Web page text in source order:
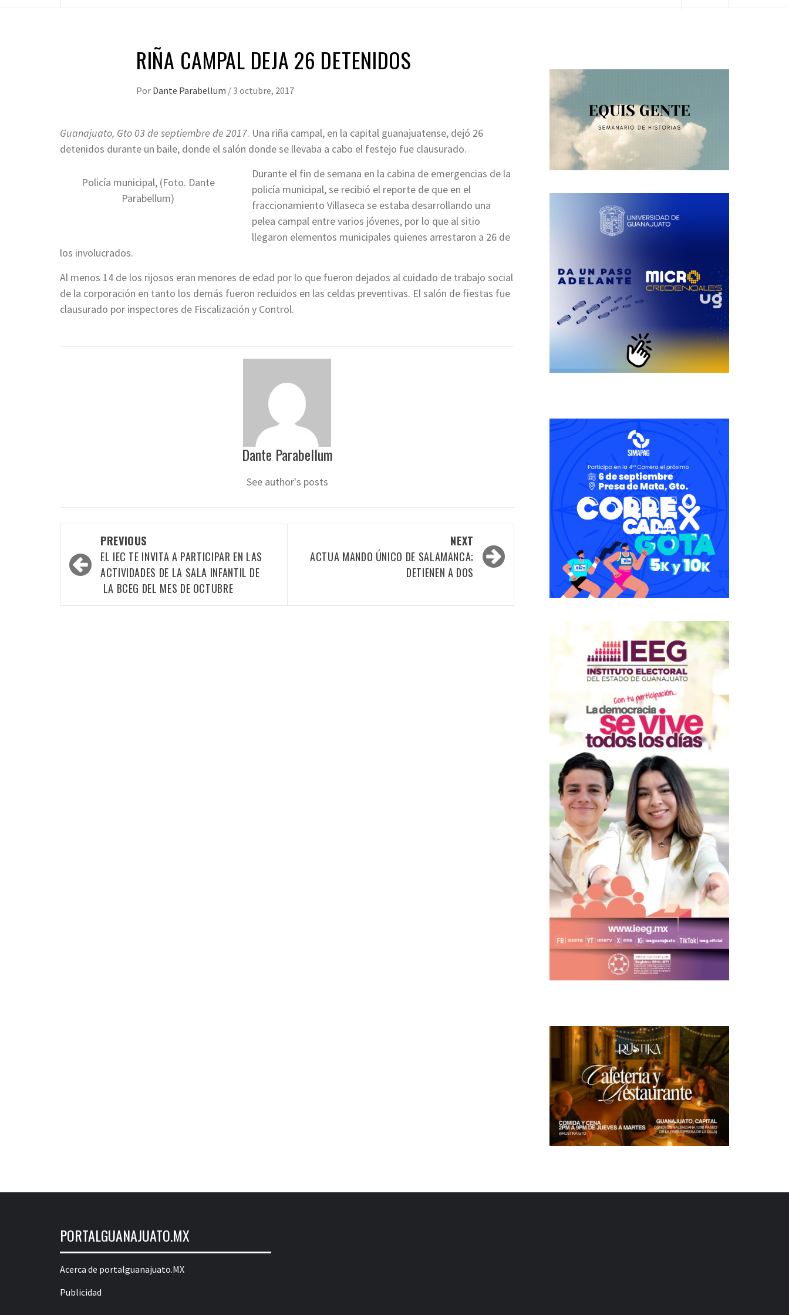
RIÑA CAMPAL DEJA 26 DETENIDOS
Por Dante Parabellum / 3 octubre, 2017
Guanajuato, Gto 03 de septiembre de 2017. Una riña campal, en la capital guanajuatense, dejó 26
detenidos durante un baile, donde el salón donde se llevaba a cabo el festejo fue clausurado.
Policía municipal, (Foto. Dante
Parabellum)
Durante el fin de semana en la cabina de emergencias de la
policía municipal, se recibió el reporte de que en el
fraccionamiento Villaseca se estaba desarrollando una
pelea campal entre varios jóvenes, por lo que al sitio
llegaron elementos municipales quienes arrestaron a 26 de
los involucrados.
Al menos 14 de los rijosos eran menores de edad por lo que fueron dejados al cuidado de trabajo social
de la corporación en tanto los demás fueron recluidos en las celdas preventivas. El salón de fiestas fue
clausurado por inspectores de Fiscalización y Control.
Dante Parabellum
See author's posts
navigation
PREVIOUS
EL IEC TE INVITA A PARTICIPAR EN LAS
ACTIVIDADES DE LA SALA INFANTIL DE
LA BCEG DEL MES DE OCTUBRE
NEXT
ACTUA MANDO ÚNICO DE SALAMANCA;
DETIENEN A DOS
PORTALGUANAJUATO.MX
Acerca de portalguanajuato.MX
Publicidad